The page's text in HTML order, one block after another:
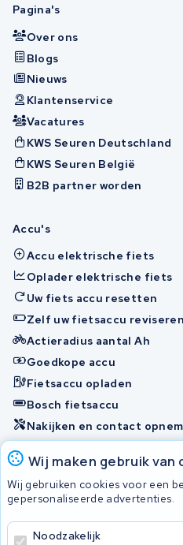
Wij maken gebruik van
Wij gebruiken cookies voor een
gepersonaliseerde advertenties.
Noodzakelijk
Pagina's
Over ons
Blogs
Nieuws
Klantenservice
Vacatures
KWS Seuren Deutschland
KWS Seuren België
B2B partner worden
Accu's
Accu elektrische fiets
Oplader elektrische fiets
Uw fiets accu resetten
Zelf uw fietsaccu
Actieradius aantal Ah
Goedkope accu
Fietsaccu opladen
Bosch fietsaccu
Nakijken en contact